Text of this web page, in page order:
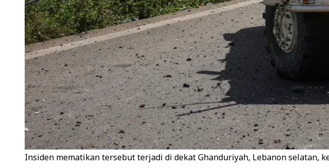
Insiden mematikan tersebut terjadi di dekat Ghanduriyah, Lebanon selatan,